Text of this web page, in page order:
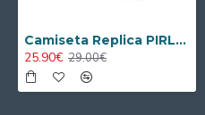
Camiseta Replica PIRLO 21 Juventus Primera Equipación 2014/15 Antigua
25.90€ 29.00€